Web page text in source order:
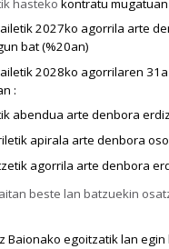
hasteko kontratu mugatuan
2027ko agorrila arte d
bat (%20an)
tik2028ko agorrilaren 31a
:
abendua arte denbora
apirala arte denbora
agorrila arte denbora
beste lan batzuekin
Baionako egoitzatik lan egin